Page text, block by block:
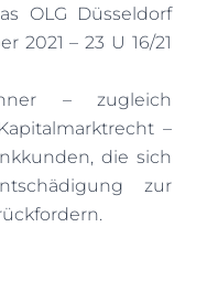
OLG Düsseldorf
2021 – 23 U 16/21
– zugleich
–
die sich
zur